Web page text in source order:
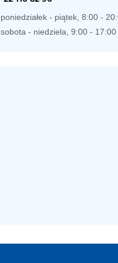
poniedziałek - piątek, 8:00 -
sobota - niedziela, 9:00 - 17:00